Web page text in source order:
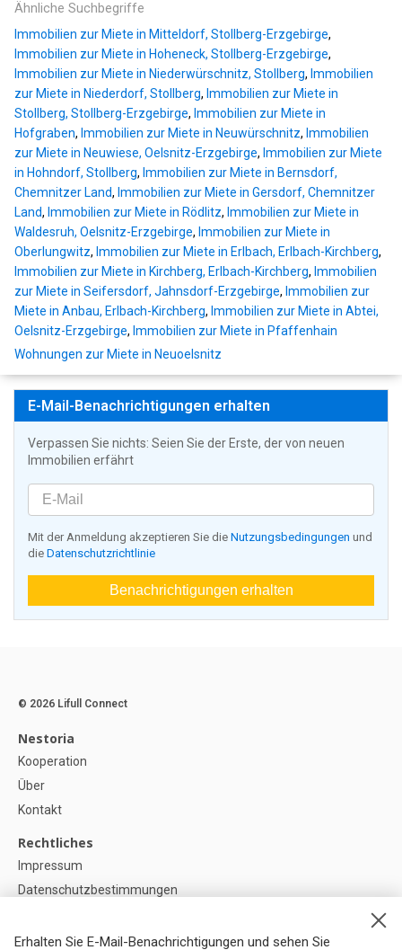
Ähnliche Suchbegriffe
Immobilien zur Miete in Mitteldorf, Stollberg-Erzgebirge,
Immobilien zur Miete in Hoheneck, Stollberg-Erzgebirge,
Immobilien zur Miete in Niederwürschnitz, Stollberg, Immobilien
zur Miete in Niederdorf, Stollberg, Immobilien zur Miete in
Stollberg, Stollberg-Erzgebirge, Immobilien zur Miete in
Hofgraben, Immobilien zur Miete in Neuwürschnitz, Immobilien
zur Miete in Neuwiese, Oelsnitz-Erzgebirge, Immobilien zur Miete
in Hohndorf, Stollberg, Immobilien zur Miete in Bernsdorf,
Chemnitzer Land, Immobilien zur Miete in Gersdorf, Chemnitzer
Land, Immobilien zur Miete in Rödlitz, Immobilien zur Miete in
Waldesruh, Oelsnitz-Erzgebirge, Immobilien zur Miete in
Oberlungwitz, Immobilien zur Miete in Erlbach, Erlbach-Kirchberg,
Immobilien zur Miete in Kirchberg, Erlbach-Kirchberg, Immobilien
zur Miete in Seifersdorf, Jahnsdorf-Erzgebirge, Immobilien zur
Miete in Anbau, Erlbach-Kirchberg, Immobilien zur Miete in Abtei,
Oelsnitz-Erzgebirge, Immobilien zur Miete in Pfaffenhain
Wohnungen zur Miete in Neuoelsnitz
E-Mail-Benachrichtigungen erhalten
Verpassen Sie nichts: Seien Sie der Erste, der von neuen
Immobilien erfährt
Mit der Anmeldung akzeptieren Sie die Nutzungsbedingungen und
die Datenschutzrichtlinie
Benachrichtigungen erhalten
Erhalten Sie E-Mail-Benachrichtigungen und sehen Sie
© 2026 Lifull Connect
Nestoria
Kooperation
Über
Kontakt
Rechtliches
Impressum
Datenschutzbestimmungen
Cookie-Einstellunge